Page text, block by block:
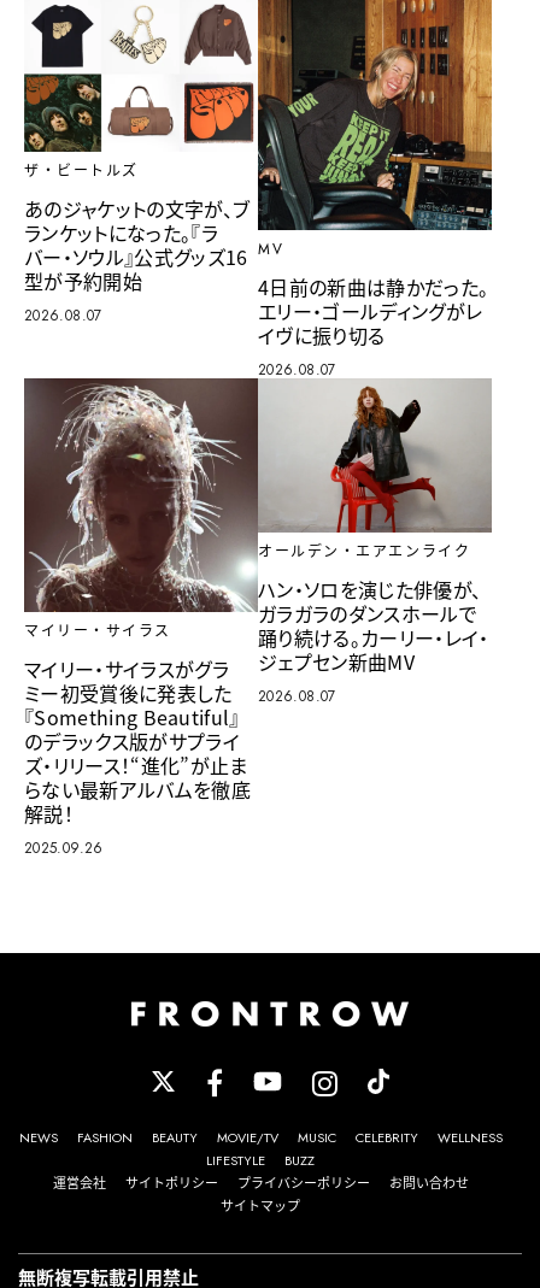
ザ・ビートルズ
あのジャケットの文字が、ブ
ランケットになった。『ラ
バー・ソウル』公式グッズ16
型が予約開始
2026.08.07
MV
4日前の新曲は静かだった。
エリー・ゴールディングがレ
イヴに振り切る
2026.08.07
マイリー・サイラス
マイリー・サイラスがグラ
ミー初受賞後に発表した
『Something Beautiful』
のデラックス版がサプライ
ズ・リリース！“進化”が止ま
らない最新アルバムを徹底
解説！
2025.09.26
オールデン・エアエンライク
ハン・ソロを演じた俳優が、
ガラガラのダンスホールで
踊り続ける。カーリー・レイ・
ジェプセン新曲MV
2026.08.07
NEWS FASHION BEAUTY MOVIE/TV MUSIC CELEBRITY
WELLNESS
LIFESTYLE
BUZZ
運営会社
サイトポリシー プライバシーポリシー
お問い合わせ
サイトマップ
無断複写転載引用禁止